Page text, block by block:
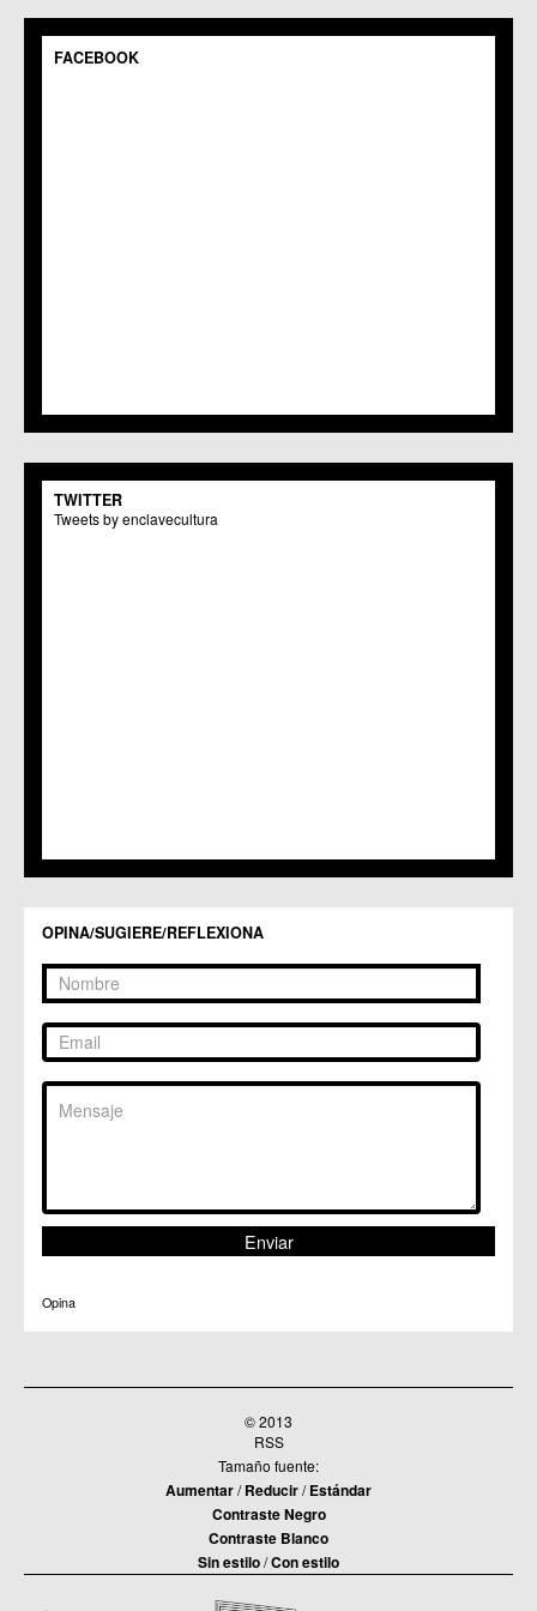
C.M. Gea y Truyols
C.C.S. La Paz
C.M. El Carmen
Centros Culturales
C.C. Puertas de Castilla
C.C. Zarandona
FACEBOOK
TWITTER
Tweets by enclavecultura
OPINA/SUGIERE/REFLEXIONA
Opina
© 2013
RSS
Tamaño fuente:
Aumentar/Reducir/Estándar
Contraste Negro
Contraste Blanco
Sin estilo/Con estilo